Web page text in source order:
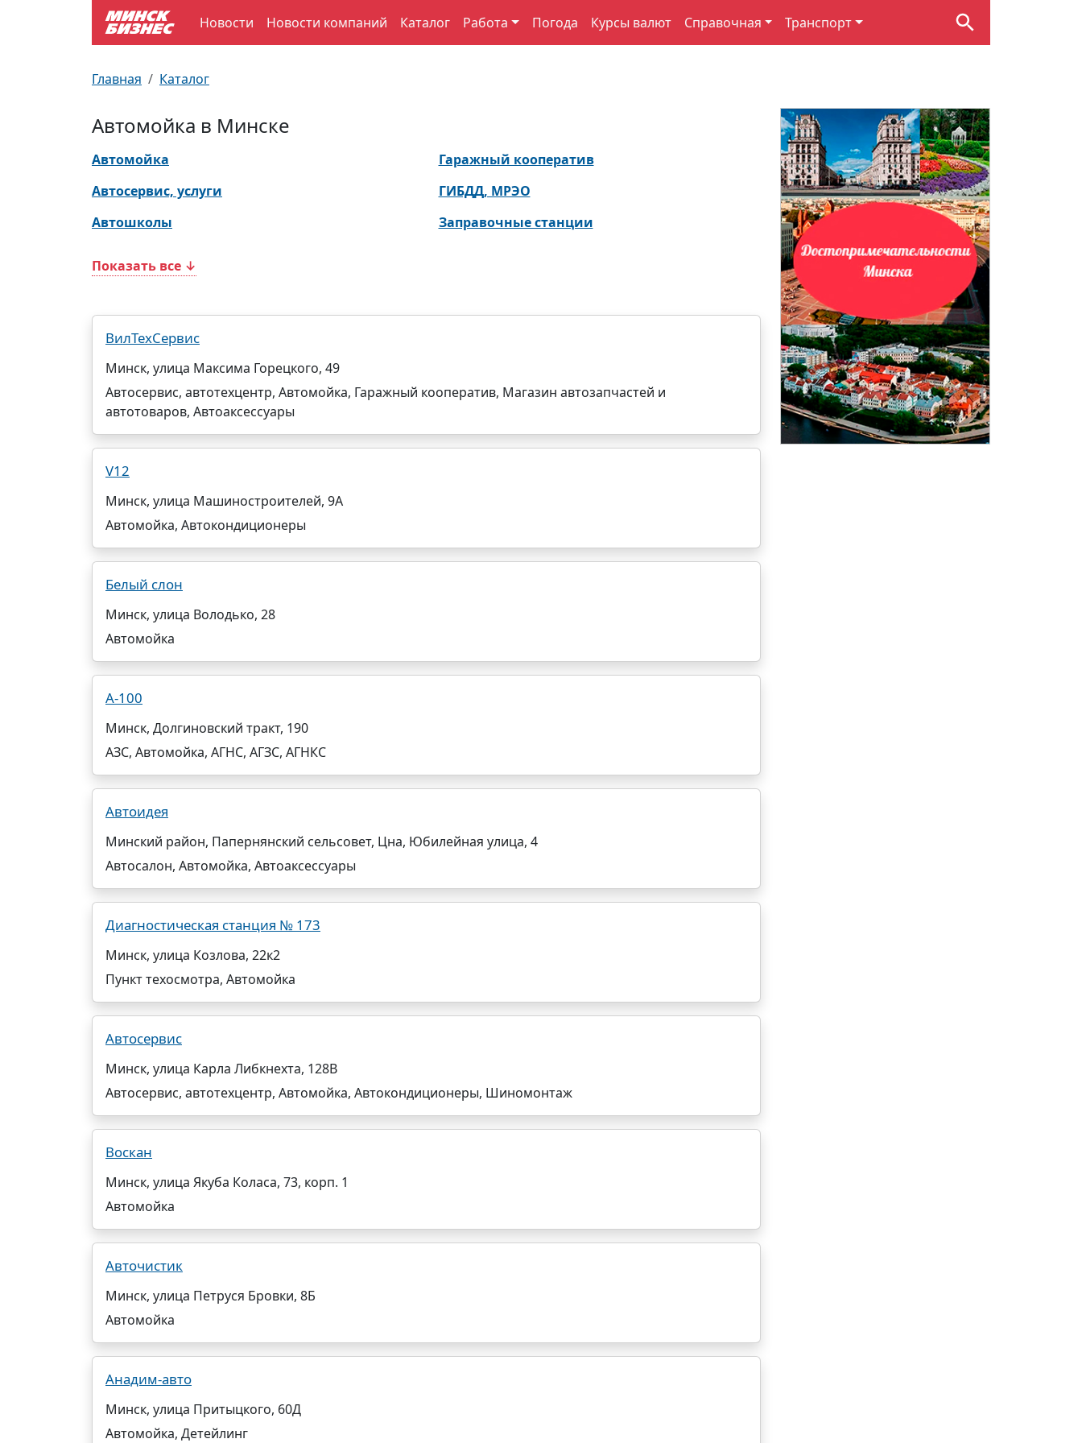
Новости Новости компаний Каталог Работа Погода Курсы валют Справочная Транспорт
Главная Каталог
Автомойка в Минске
Автомойка
Автосервис, услуги
Автошколы
Гаражный кооператив
ГИБДД, МРЭО
Заправочные станции
Показать все ↓
ВилТехСервис
Минск, улица Максима Горецкого, 49
Автосервис, автотехцентр, Автомойка, Гаражный кооператив, Магазин автозапчастей и
автотоваров, Автоаксессуары
V12
Минск, улица Машиностроителей, 9А
Автомойка, Автокондиционеры
Белый слон
Минск, улица Володько, 28
Автомойка
А-100
Минск, Долгиновский тракт, 190
АЗС, Автомойка, АГНС, АГЗС, АГНКС
Автоидея
Минский район, Папернянский сельсовет, Цна, Юбилейная улица, 4
Автосалон, Автомойка, Автоаксессуары
Диагностическая станция № 173
Минск, улица Козлова, 22к2
Пункт техосмотра, Автомойка
Автосервис
Минск, улица Карла Либкнехта, 128В
Автосервис, автотехцентр, Автомойка, Автокондиционеры, Шиномонтаж
Воскан
Минск, улица Якуба Коласа, 73, корп. 1
Автомойка
Авточистик
Минск, улица Петруся Бровки, 8Б
Автомойка
Анадим-авто
Минск, улица Притыцкого, 60Д
Автомойка, Детейлинг
Улицы Минска
Производственный календарь
Документы для ЗАГСа
Пробки на дорогах